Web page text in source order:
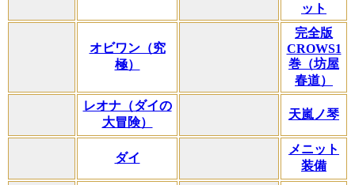
ット
オビワン（究
極）
完全版
CROWS1
巻（坊屋
春道）
レオナ（ダイの
大冒険）
天嵐ノ琴
ダイ
メニット
装備